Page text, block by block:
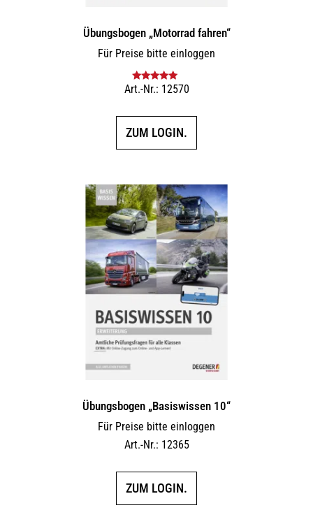
Übungsbogen „Motorrad fahren“
Für Preise bitte einloggen
Bewertet mit
Art.-Nr.: 12570
ZUM LOGIN.
Übungsbogen „Basiswissen 10“
Für Preise bitte einloggen
Art.-Nr.: 12365
ZUM LOGIN.